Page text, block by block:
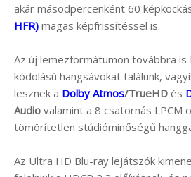
akár másodpercenként 60
HFR) magas képfrissítéssel is.
Az új lemezformátumon továbbra is
kódolású hangsávokat találunk,
lesznek a Dolby Atmos/TrueHD és
Audio valamint a 8 csatornás LPCM
tömörítetlen stúdióminőségű
Az Ultra HD Blu-ray lejátszók